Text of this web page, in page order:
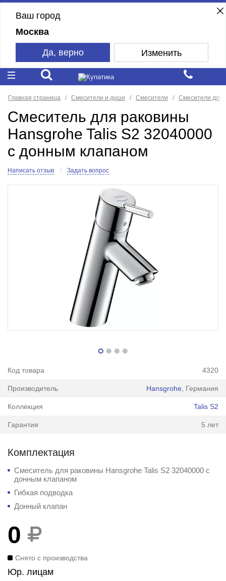
Ваш город
Москва
Да, верно Изменить
Главная страница Смесители и души Смесители Смесители для
Смеситель для раковины
Hansgrohe Talis S2 32040000
с донным клапаном
Написать отзыв Задать вопрос
Код товара 4320
Производитель Hansgrohe , Германия
Коллекция Talis S2
Гарантия 5 лет
Комплектация
Смеситель для раковины Hansgrohe Talis S2 32040000 с
донным клапаном
Гибкая подводка
Донный клапан
0
Снято с производства
Юр. лицам